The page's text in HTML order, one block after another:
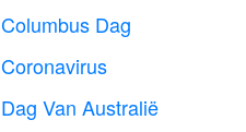
Columbus Dag
Coronavirus
Dag Van Australië